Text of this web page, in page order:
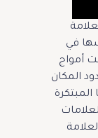
في
أمواج
المكان